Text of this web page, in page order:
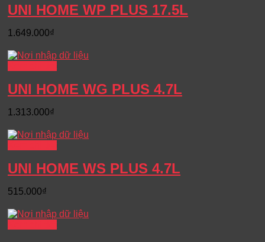
UNI HOME WP PLUS 17.5L
1.649.000₫
UNI HOME WG PLUS 4.7L
1.313.000₫
UNI HOME WS PLUS 4.7L
515.000₫